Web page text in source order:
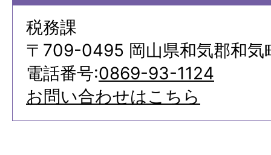
税務課
〒709-0495 岡山県和気郡和気
電話番号:0869-93-1124
お問い合わせはこちら